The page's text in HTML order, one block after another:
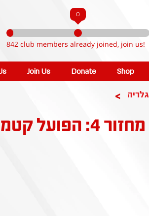
0
842 club members already joined, join us!
Join Us Donate Shop
> גלריה
מחזור 4: הפועל קטמון ירושלים - הפועל הרצליה